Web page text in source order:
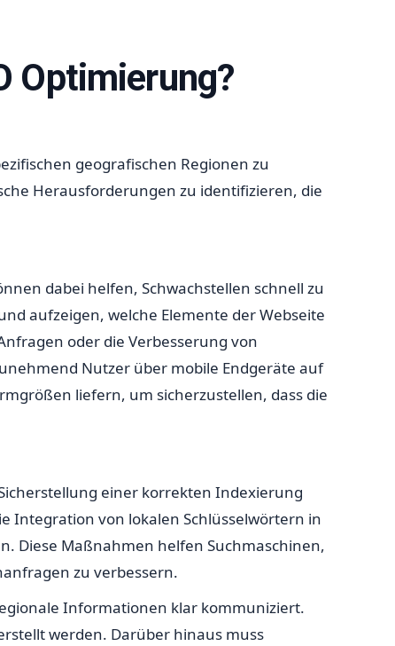
Optimierung?
geografischen Regionen zu
Herausforderungen zu identifizieren, die
dabei helfen, Schwachstellen schnell zu
aufzeigen, welche Elemente der Webseite
oder die Verbesserung von
Nutzer über mobile Endgeräte auf
liefern, um sicherzustellen, dass die
einer korrekten Indexierung
Integration von lokalen Schlüsselwörtern in
Diese Maßnahmen helfen Suchmaschinen,
zu verbessern.
Informationen klar kommuniziert.
werden. Darüber hinaus muss